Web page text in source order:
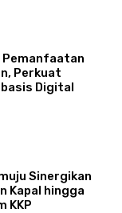
Pemanfaatan
Perkuat
Digital
Sinergikan
Kapal hingga
KKP